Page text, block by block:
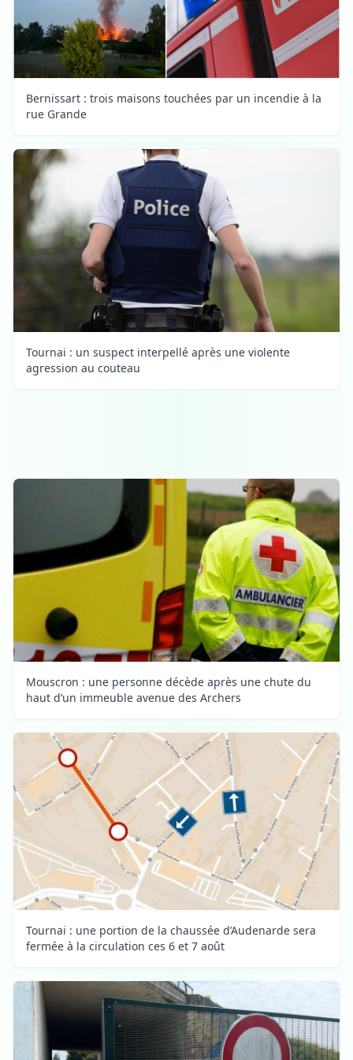
Bernissart : trois maisons touchées par un incendie à la
rue Grande
Tournai : un suspect interpellé après une violente
agression au couteau
Mouscron : une personne décède après une chute du
haut d’un immeuble avenue des Archers
Tournai : une portion de la chaussée d’Audenarde sera
fermée à la circulation ces 6 et 7 août